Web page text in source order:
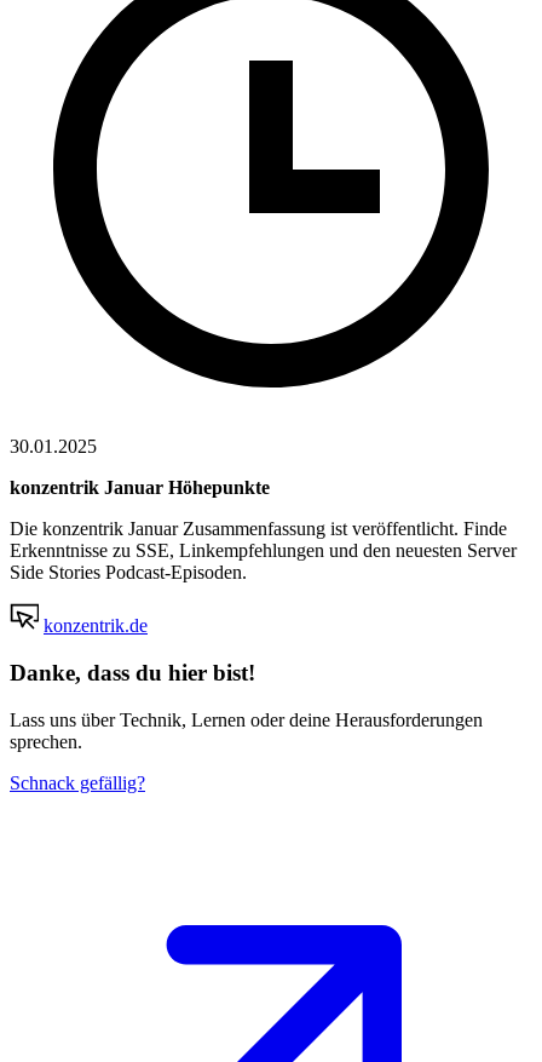
30.01.2025
konzentrik Januar Höhepunkte
Die konzentrik Januar Zusammenfassung ist veröffentlicht. Finde
Erkenntnisse zu SSE, Linkempfehlungen und den neuesten Server
Side Stories Podcast-Episoden.
konzentrik.de
Danke, dass du hier bist!
Lass uns über Technik, Lernen oder deine Herausforderungen
sprechen.
Schnack gefällig?